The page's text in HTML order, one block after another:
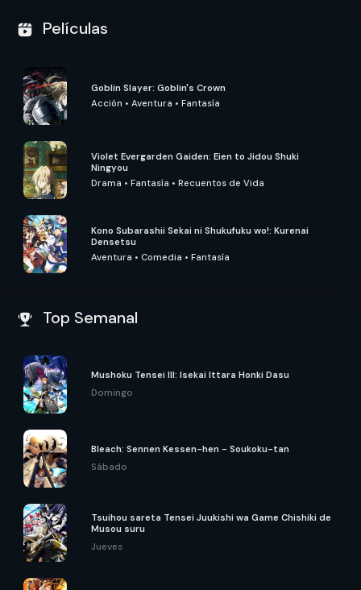
Películas
Goblin Slayer: Goblin's Crown
Acción •Aventura •Fantasía
Violet Evergarden Gaiden: Eien to Jidou Shuki
Ningyou
Drama •Fantasía •Recuentos de Vida
Kono Subarashii Sekai ni Shukufuku wo!: Kurenai
Densetsu
Aventura •Comedia •Fantasía
Top Semanal
Mushoku Tensei III: Isekai Ittara Honki Dasu
Domingo
Bleach: Sennen Kessen-hen - Soukoku-tan
Sábado
Tsuihou sareta Tensei Juukishi wa Game Chishiki de
Musou suru
Jueves